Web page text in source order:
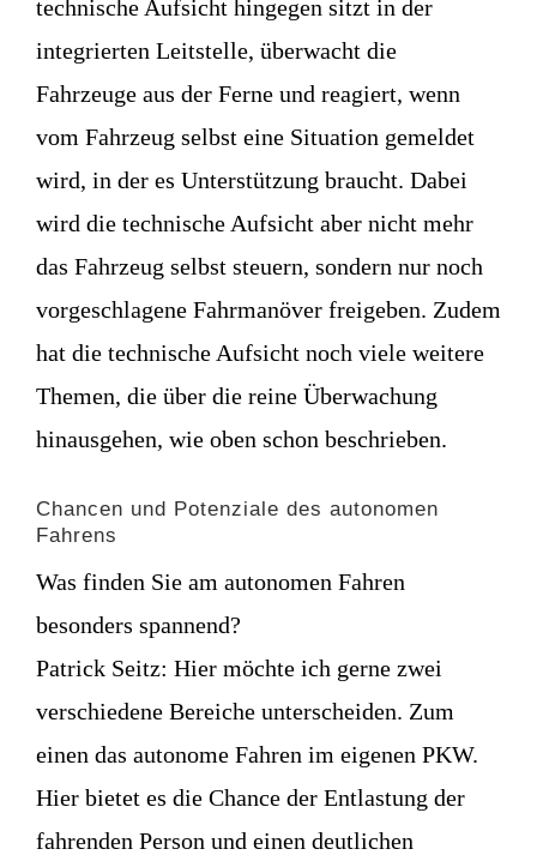
technische Aufsicht hingegen sitzt in der
integrierten Leitstelle, überwacht die
Fahrzeuge aus der Ferne und reagiert, wenn
vom Fahrzeug selbst eine Situation gemeldet
wird, in der es Unterstützung braucht. Dabei
wird die technische Aufsicht aber nicht mehr
das Fahrzeug selbst steuern, sondern nur noch
vorgeschlagene Fahrmanöver freigeben. Zudem
hat die technische Aufsicht noch viele weitere
Themen, die über die reine Überwachung
hinausgehen, wie oben schon beschrieben.
Chancen und Potenziale des autonomen
Fahrens
Was finden Sie am autonomen Fahren
besonders spannend?
Patrick Seitz: Hier möchte ich gerne zwei
verschiedene Bereiche unterscheiden. Zum
einen das autonome Fahren im eigenen PKW.
Hier bietet es die Chance der Entlastung der
fahrenden Person und einen deutlichen